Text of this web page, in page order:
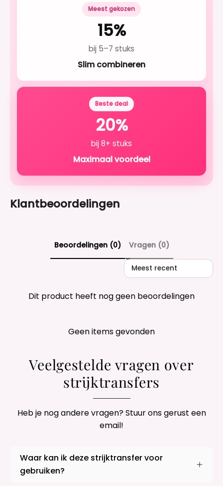
Meest gekozen
15%
bij 5–7 stuks
Slim combineren
Beste deal
20%
bij 8+ stuks
Maximaal voordeel
Klantbeoordelingen
Beoordelingen (0) Vragen (0)
Sort reviews by
Dit product heeft nog geen beoordelingen
Geen items gevonden
Veelgestelde vragen over
strijktransfers
Heb je nog andere vragen? Stuur ons gerust een
email!
Waar kan ik deze strijktransfer voor
gebruiken?